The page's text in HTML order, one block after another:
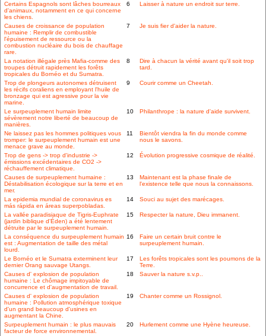
Certains Espagnols sont lâches bourreaux
d'animaux, notamment en ce qui concerne
les chiens.
6 Laisser à nature un endroit sur terre.
Causes de croissance de population
humaine : Remplir de combustible
l'épuisement de ressource ou la
combustion nucléaire du bois de chauffage
rare.
7 Je suis fier d'aider la nature.
La notation illégale près Mafia-comme des
troupes détruit rapidement les forêts
tropicales du Bornéo et du Sumatra.
8
Dire à chacun la vérité avant qu'il soit trop
tard.
Trop de plongeurs autonomes détruisent
les récifs coraliens en employant l'huile de
bronzage qui est agressive pour la vie
marine.
9 Courir comme un Cheetah.
Le surpeuplement humain limite
sévèrement notre liberté de beaucoup de
manières.
10 Philanthrope : la nature d'aide survivent.
Ne laissez pas les hommes politiques vous
tromper: le surpeuplement humain est une
menace grave au monde.
11
Bientôt viendra la fin du monde comme
nous le savons.
Trop de gens -> trop d'industrie ->
émissions excédentaires de CO2 ->
réchauffement climatique.
12 Évolution progressive cosmique de réalité.
Causes de surpeuplement humaine :
Déstabilisation écologique sur la terre et en
mer.
13
Maintenant est la phase finale de
l'existence telle que nous la connaissons.
La epidemia mundial de coronavirus es
más rápida en áreas superpobladas.
14 Souci au sujet des marécages.
La vallée paradisiaque de Tigris-Euphrate
(jardin biblique d'Éden) a été lentement
détruite par le surpeuplement humain.
15 Respecter la nature, Dieu immanent.
La conséquence du surpeuplement humain
est : Augmentation de taille des métal
lourd.
16
Faire un certain bruit contre le
surpeuplement humain.
Le Bornéo et le Sumatra exterminent leur
dernier Orang sauvage Utangs.
17
Les forêts tropicales sont les poumons de la
Terre.
Causes d' explosion de population
humaine : Le chômage impitoyable de
concurrence et d'augmentation de travail.
18 Sauver la nature s.v.p..
Causes d' explosion de population
humaine : Pollution atmosphérique toxique
d'un grand beaucoup d'usines en
augmentant la Chine.
19 Chanter comme un Rossignol.
Surpeuplement humain : le plus mauvais
facteur de force environnemental.
20 Hurlement comme une Hyène heureuse.